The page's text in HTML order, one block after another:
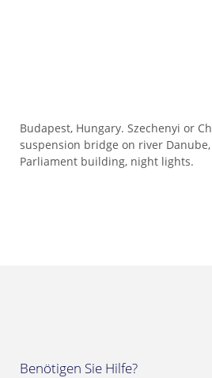
Budapest, Hungary. Szechenyi or
suspension bridge on river
Parliament building, night lights.
Benötigen Sie Hilfe?